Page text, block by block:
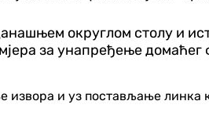
округлом столу и
за унапређење домаћег
извора и уз постављање линка